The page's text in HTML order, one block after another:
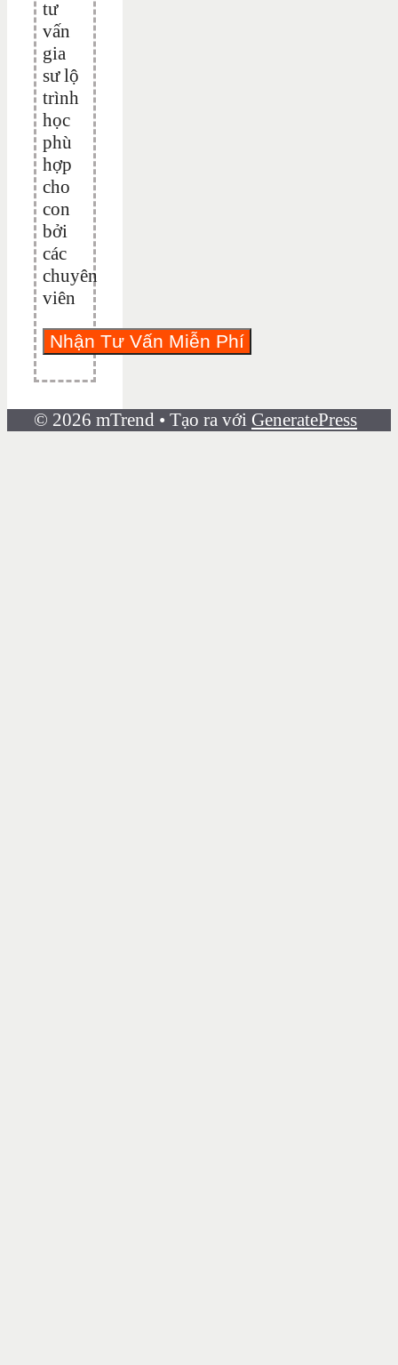
tư
vấn
gia
sư lộ
trình
học
phù
hợp
cho
con
bởi
các
chuyên
viên
© 2026 mTrend • Tạo ra với GeneratePress